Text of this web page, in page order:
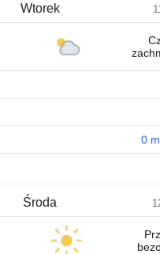
Wtorek
0
Środa